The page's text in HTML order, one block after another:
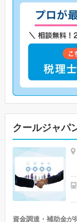
クールジャパ
資金調達・補助金が